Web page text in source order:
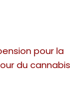
pour la
du cannabis